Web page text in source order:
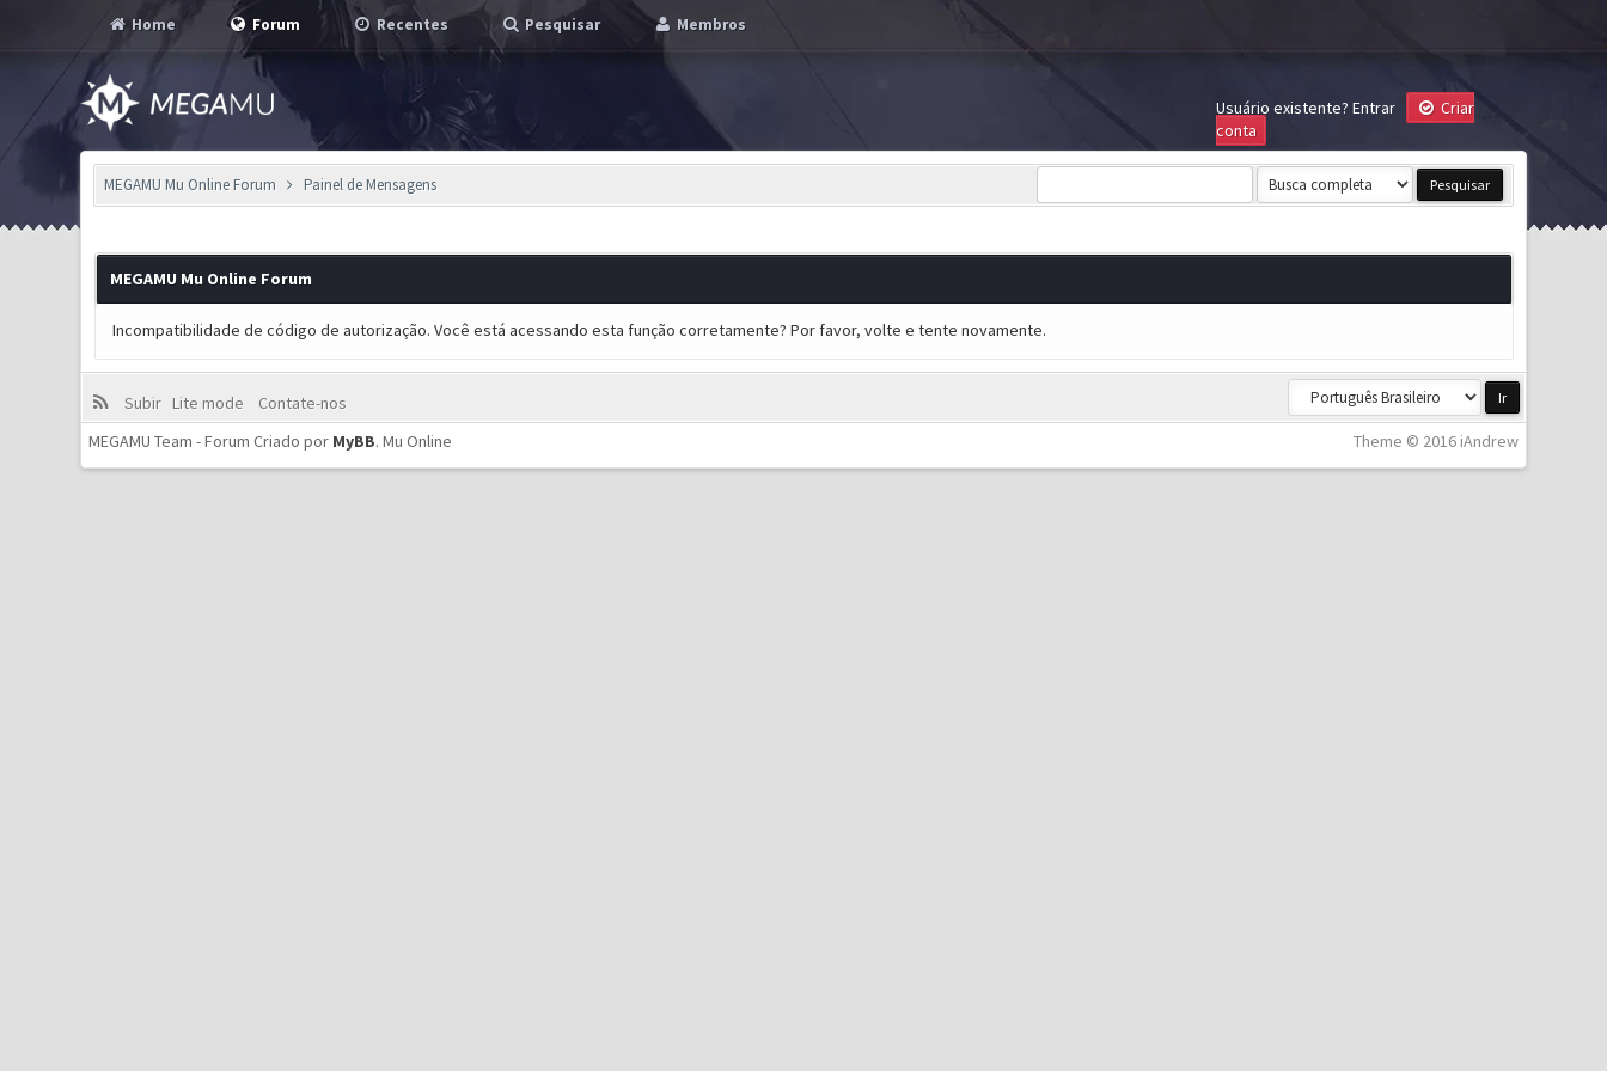
Home Forum Recentes Pesquisar Membros
Usuário existente? Entrar
Criar
conta
MEGAMU Mu Online Forum Painel de Mensagens
MEGAMU Mu Online Forum
Incompatibilidade de código de autorização. Você está acessando esta função corretamente? Por favor, volte e tente novamente.
Subir Lite mode
Contate-nos
Theme © 2016 iAndrew
MEGAMU Team - Forum Criado por MyBB.Mu Online